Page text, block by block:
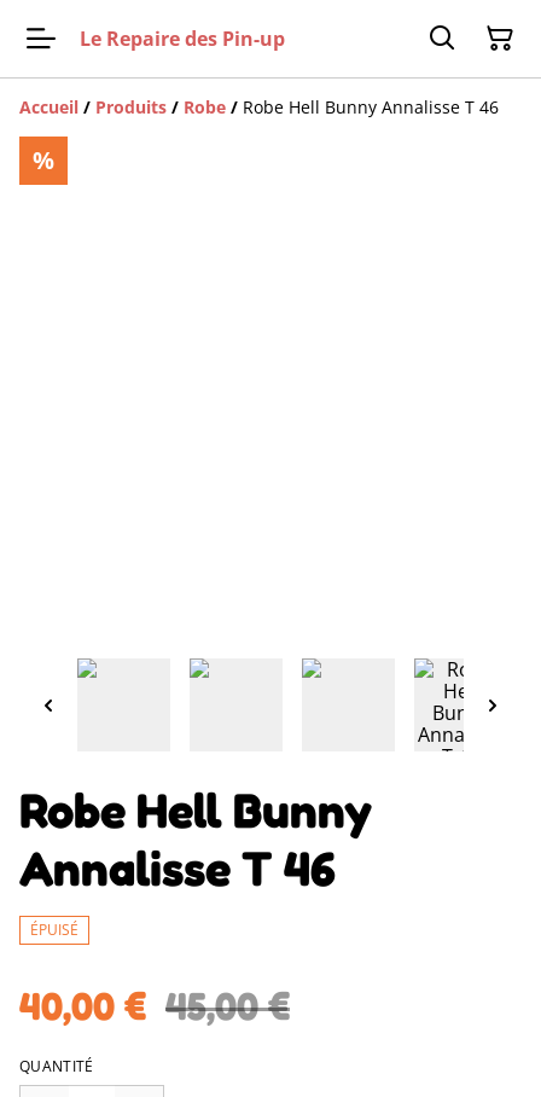
Le Repaire des Pin-up
Accueil / Produits / Robe / Robe Hell Bunny Annalisse T 46
%
Robe Hell Bunny
Annalisse T 46
ÉPUISÉ
40,00 € 45,00 €
QUANTITÉ